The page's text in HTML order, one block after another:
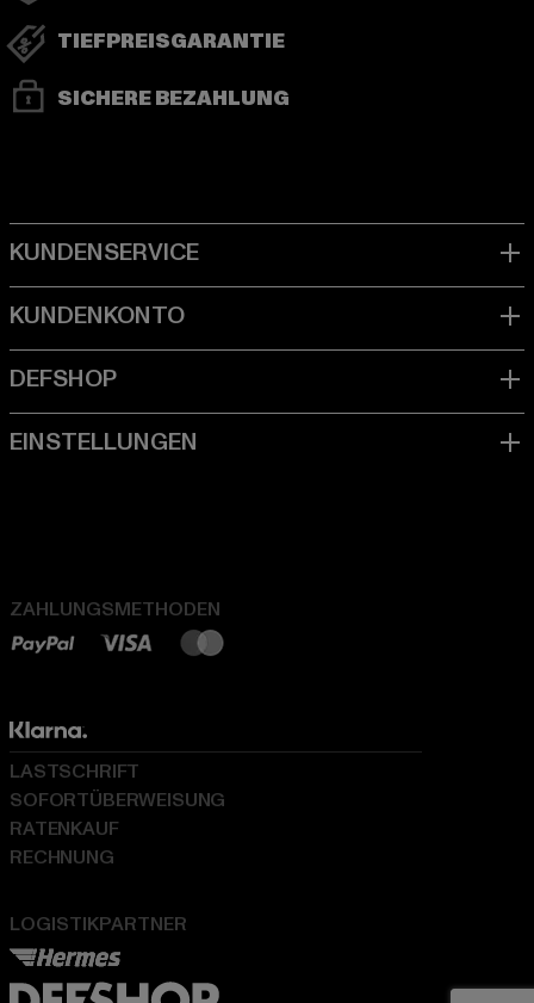
TIEFPREISGARANTIE
SICHERE BEZAHLUNG
ZAHLUNGSMETHODEN
LOGISTIKPARTNER
LASTSCHRIFT
SOFORTÜBERWEISUNG
RATENKAUF
RECHNUNG